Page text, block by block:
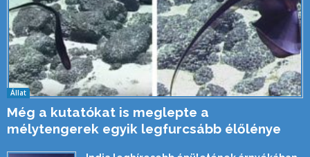
Állat
Még a kutatókat is meglepte a
mélytengerek egyik legfurcsább élőlénye